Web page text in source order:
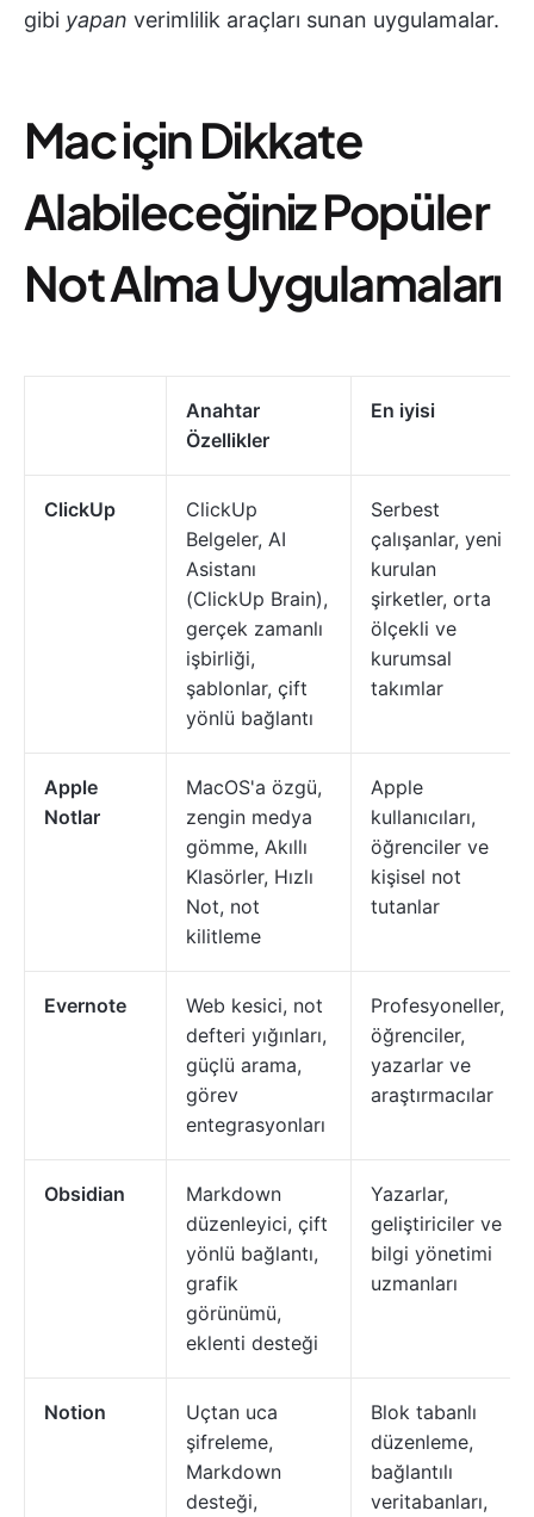
gibi yapan verimlilik araçları sunan uygulamalar.
Mac için Dikkate
Alabileceğiniz Popüler
Not Alma Uygulamaları
Anahtar
Özellikler
En iyisi
ClickUp
ClickUp
Belgeler, AI
Asistanı
(ClickUp Brain),
gerçek zamanlı
işbirliği,
şablonlar, çift
yönlü bağlantı
Serbest
çalışanlar, yeni
kurulan
şirketler, orta
ölçekli ve
kurumsal
takımlar
Apple
Notlar
MacOS'a özgü,
zengin medya
gömme, Akıllı
Klasörler, Hızlı
Not, not
kilitleme
Apple
kullanıcıları,
öğrenciler ve
kişisel not
tutanlar
Evernote
Web kesici, not
defteri yığınları,
güçlü arama,
görev
entegrasyonları
Profesyoneller,
öğrenciler,
yazarlar ve
araştırmacılar
Obsidian
Markdown
düzenleyici, çift
yönlü bağlantı,
grafik
görünümü,
eklenti desteği
Yazarlar,
geliştiriciler ve
bilgi yönetimi
uzmanları
Notion
Uçtan uca
şifreleme,
Markdown
desteği,
Blok tabanlı
düzenleme,
bağlantılı
veritabanları,